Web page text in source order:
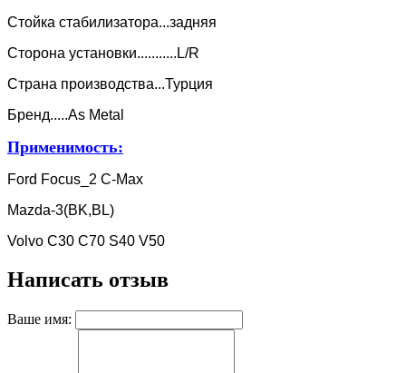
Стойка стабилизатора...задняя
Сторона установки...........L/R
Страна производства...Турция
Бренд.....As Metal
Применимость:
Ford Focus_2 C-Max
Mazda-3(BK,BL)
Volvo C30 C70 S40 V50
Написать отзыв
Ваше имя: